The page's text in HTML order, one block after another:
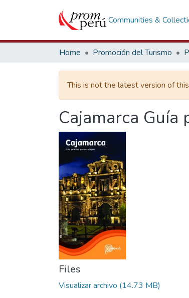
Communities &
Home Promoción del Turismo
This is not the latest version of
Cajamarca
Files
Visualizar archivo (14.73 MB)